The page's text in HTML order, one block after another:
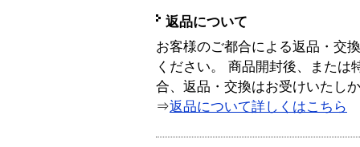
返品について
お客様のご都合による返品・交
ください。 商品開封後、または
合、返品・交換はお受けいたし
⇒返品について詳しくはこちら